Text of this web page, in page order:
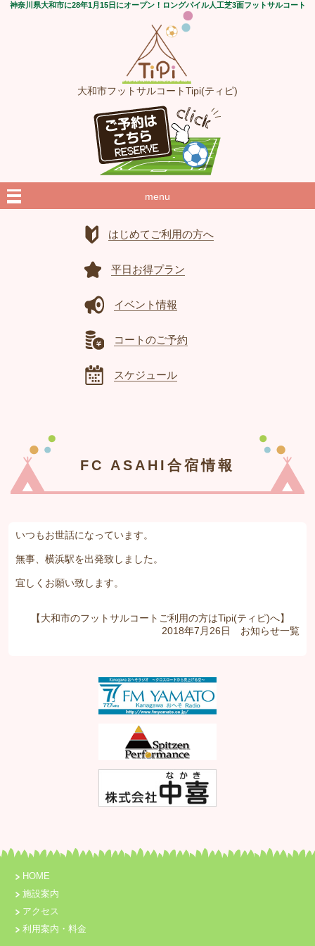
神奈川県大和市に28年1月15日にオープン！ロングパイル人工芝3面フットサルコート
大和市フットサルコートTipi(ティピ)
menu
はじめてご利用の方へ
平日お得プラン
イベント情報
コートのご予約
スケジュール
FC ASAHI合宿情報
いつもお世話になっています。
無事、横浜駅を出発致しました。
宜しくお願い致します。
【大和市のフットサルコートご利用の方はTipi(ティピ)へ】
2018年7月26日 お知らせ一覧
HOME
施設案内
アクセス
利用案内・料金